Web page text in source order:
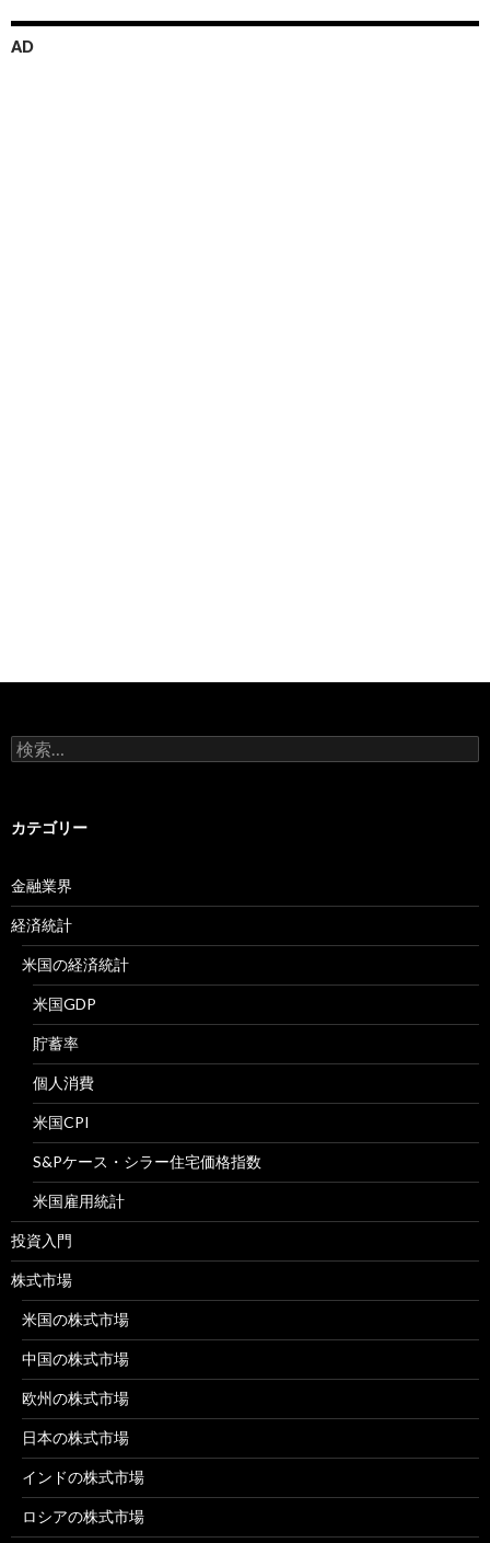
AD
検
索:
カテゴリー
金融業界
経済統計
米国の経済統計
米国GDP
貯蓄率
個人消費
米国CPI
S&Pケース・シラー住宅価格指数
米国雇用統計
投資入門
株式市場
米国の株式市場
中国の株式市場
欧州の株式市場
日本の株式市場
インドの株式市場
ロシアの株式市場